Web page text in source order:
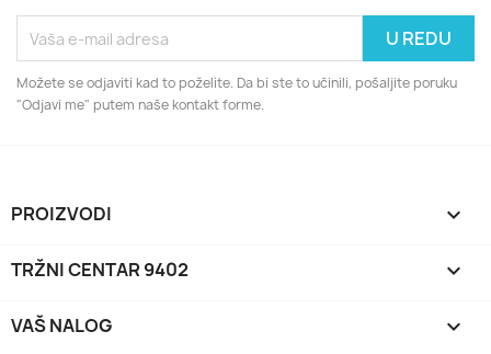
Možete se odjaviti kad to poželite. Da bi ste to učinili, pošaljite poruku
"Odjavi me" putem naše kontakt forme.
PROIZVODI 
TRŽNI CENTAR 9402 
VAŠ NALOG 